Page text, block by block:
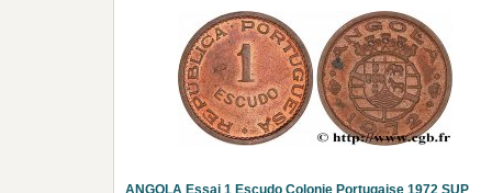
ANGOLA Essai 1 Escudo Colonie Portugaise 1972 SUP